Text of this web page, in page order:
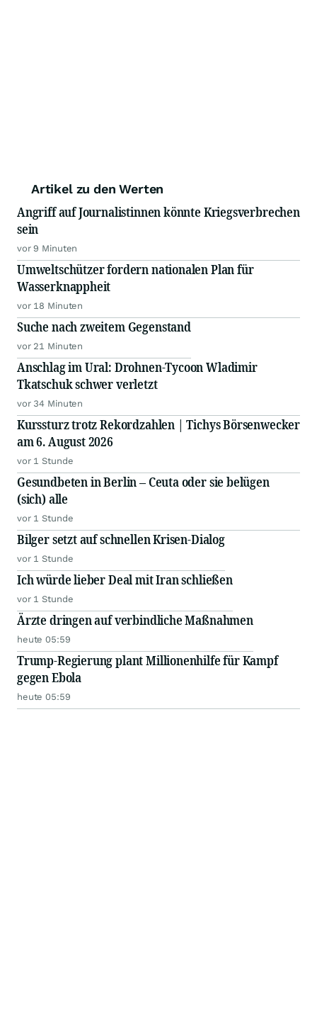
Artikel zu den Werten
Angriff auf Journalistinnen könnte Kriegsverbrechen
sein
vor 9 Minuten
Umweltschützer fordern nationalen Plan für
Wasserknappheit
vor 18 Minuten
Suche nach zweitem Gegenstand
vor 21 Minuten
Anschlag im Ural: Drohnen-Tycoon Wladimir
Tkatschuk schwer verletzt
vor 34 Minuten
Kurssturz trotz Rekordzahlen | Tichys Börsenwecker
am 6. August 2026
vor 1 Stunde
Gesundbeten in Berlin – Ceuta oder sie belügen
(sich) alle
vor 1 Stunde
Bilger setzt auf schnellen Krisen-Dialog
vor 1 Stunde
Ich würde lieber Deal mit Iran schließen
vor 1 Stunde
Ärzte dringen auf verbindliche Maßnahmen
heute 05:59
Trump-Regierung plant Millionenhilfe für Kampf
gegen Ebola
heute 05:59